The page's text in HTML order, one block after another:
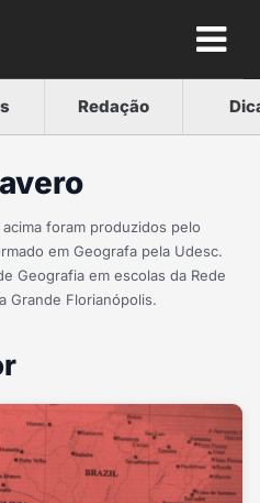
Redação
foram produzidos pelo
em Geografa pela Udesc.
Geografia em escolas da Rede
Grande Florianópolis.